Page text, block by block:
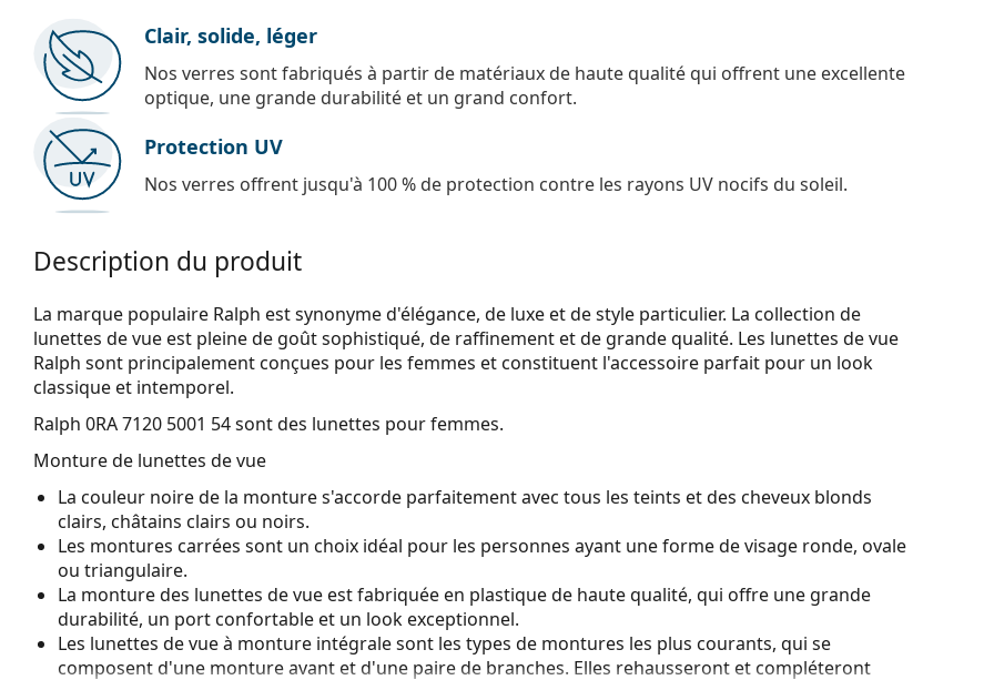
Clair, solide, léger
Nos verres sont fabriqués à partir de matériaux de haute qualité qui offrent une excellente
optique, une grande durabilité et un grand confort.
Protection UV
Nos verres offrent jusqu'à 100 % de protection contre les rayons UV nocifs du soleil.
Description du produit
La marque populaire Ralph est synonyme d'élégance, de luxe et de style particulier. La collection de
lunettes de vue est pleine de goût sophistiqué, de raffinement et de grande qualité. Les lunettes de vue
Ralph sont principalement conçues pour les femmes et constituent l'accessoire parfait pour un look
classique et intemporel.
Ralph 0RA 7120 5001 54sont des lunettes pour femmes.
Monture de lunettes de vue
La couleur noire de la monture s'accorde parfaitement avec tous les teints et des cheveux blonds
clairs, châtains clairs ou noirs.
Les montures carrées sont un choix idéal pour les personnes ayant une forme de visage ronde, ovale
ou triangulaire.
La monture des lunettes de vue est fabriquée en plastique de haute qualité, qui offre une grande
durabilité, un port confortable et un look exceptionnel.
Les lunettes de vue à monture intégrale sont les types de montures les plus courants, qui se
composent d'une monture avant et d'une paire de branches. Elles rehausseront et compléteront